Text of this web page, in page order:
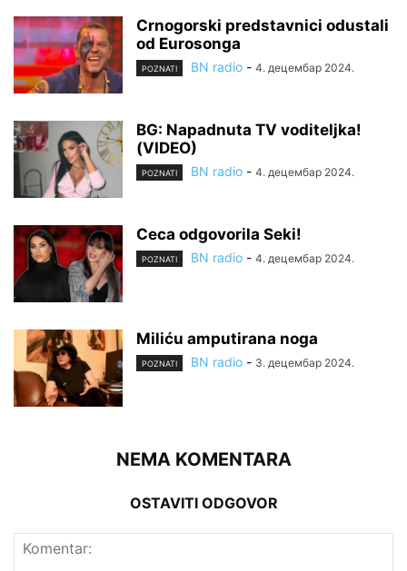
Crnogorski predstavnici odustali
od Eurosonga
POZNATI BN radio - 4. децембар 2024.
BG: Napadnuta TV voditeljka!
(VIDEO)
POZNATI BN radio - 4. децембар 2024.
Ceca odgovorila Seki!
POZNATI BN radio - 4. децембар 2024.
Miliću amputirana noga
POZNATI BN radio - 3. децембар 2024.
NEMA KOMENTARA
OSTAVITI ODGOVOR